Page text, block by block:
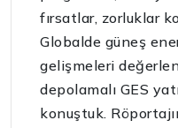
fırsatlar, zorluklar
Globalde güneş
gelişmeleri
depolamalı GES
konuştuk.